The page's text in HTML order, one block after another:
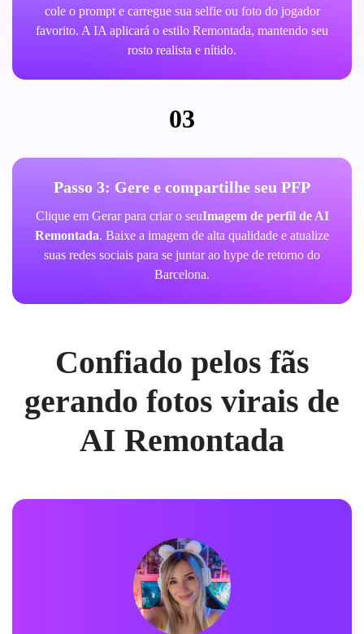
cole o prompt e carregue sua selfie ou foto do jogador
favorito. A IA aplicará o estilo Remontada, mantendo seu
rosto realista e nítido.
03
Passo 3: Gere e compartilhe seu PFP
Clique em Gerar para criar o seuImagem de perfil de AI
Remontada. Baixe a imagem de alta qualidade e atualize
suas redes sociais para se juntar ao hype de retorno do
Barcelona.
Confiado pelos fãs
gerando fotos virais de
AI Remontada